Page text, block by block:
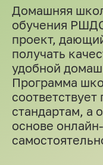
Домашняя
обучения
проект,
получать
удобной
Программа
стандартам, а
основе